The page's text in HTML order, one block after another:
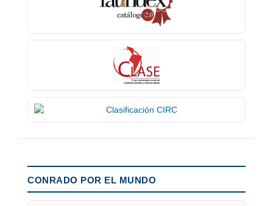
CONRADO POR EL MUNDO